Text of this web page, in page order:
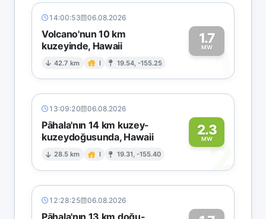
14:00:53 06.08.2026
Volcano'nun 10 km
kuzeyinde, Hawaii
42.7 km I 19.54, -155.25
1.7
MW1
13:09:20 06.08.2026
Pāhala'nın 14 km kuzey-
kuzeydoğusunda, Hawaii
28.5 km I 19.31, -155.40
2.3
MW2
12:28:25 06.08.2026
Pāhala'nın 13 km doğu-